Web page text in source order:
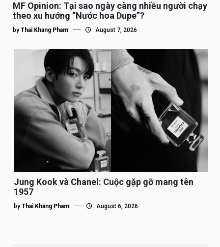
MF Opinion: Tại sao ngày càng nhiều người chạy
theo xu hướng “Nước hoa Dupe”?
by Thai Khang Pham August 7, 2026
Jung Kook và Chanel: Cuộc gặp gỡ mang tên
1957
by Thai Khang Pham August 6, 2026